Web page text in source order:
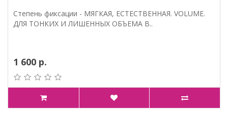
Степень фиксации - МЯГКАЯ, ЕСТЕСТВЕННАЯ. VOLUME.
ДЛЯ ТОНКИХ И ЛИШЕННЫХ ОБЪЕМА В..
1 600 р.